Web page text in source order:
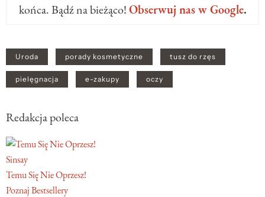
końca. Bądź na bieżąco!Obserwuj nas w Google.
Uroda porady kosmetyczne tusz do rzęs
pielęgnacja e-zakupy oczy
Redakcja poleca
Sinsay
Temu Się Nie Oprzesz!
Poznaj Bestsellery